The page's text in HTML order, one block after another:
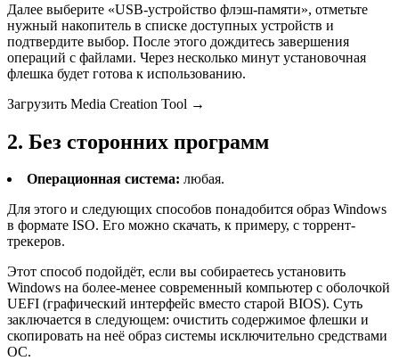
Далее выберите «USB-устройство флэш-памяти», отметьте
нужный накопитель в списке доступных устройств и
подтвердите выбор. После этого дождитесь завершения
операций с файлами. Через несколько минут установочная
флешка будет готова к использованию.
Загрузить Media Creation Tool →
2. Без сторонних программ
Операционная система: любая.
Для этого и следующих способов понадобится образ Windows
в формате ISO. Его можно скачать, к примеру, с торрент-
трекеров.
Этот способ подойдёт, если вы собираетесь установить
Windows на более-менее современный компьютер с оболочкой
UEFI (графический интерфейс вместо старой BIOS). Суть
заключается в следующем: очистить содержимое флешки и
скопировать на неё образ системы исключительно средствами
ОС.